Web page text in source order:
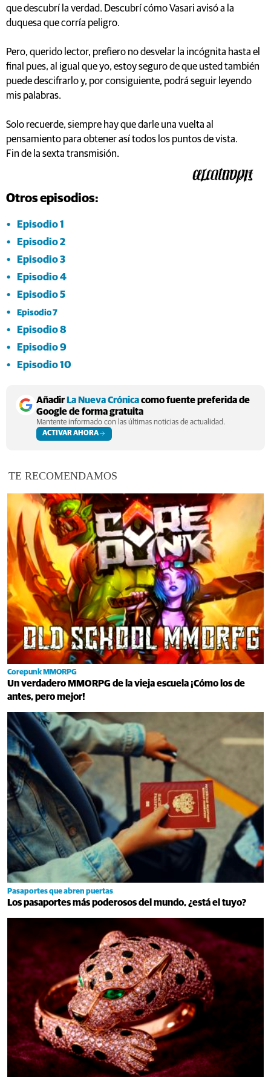
que descubrí la verdad. Descubrí cómo Vasari avisó a la
duquesa que corría peligro.
Pero, querido lector, prefiero no desvelar la incógnita hasta el
final pues, al igual que yo, estoy seguro de que usted también
puede descifrarlo y, por consiguiente, podrá seguir leyendo
mis palabras.
Solo recuerde, siempre hay que darle una vuelta al
pensamiento para obtener así todos los puntos de vista.
Fin de la sexta transmisión.
Otros episodios:
Episodio 1
Episodio 2
Episodio 3
Episodio 4
Episodio 5
Episodio 7
Episodio 8
Episodio 9
Episodio 10
AñadirLa Nueva Crónicacomo fuente preferida de
Google de forma gratuita
Mantente informado con las últimas noticias de actualidad.
ACTIVAR AHORA
TE RECOMENDAMOS
Corepunk MMORPG
Un verdadero MMORPG de la vieja escuela ¡Cómo los de
antes, pero mejor!
Pasaportes que abren puertas
Los pasaportes más poderosos del mundo, ¿está el tuyo?